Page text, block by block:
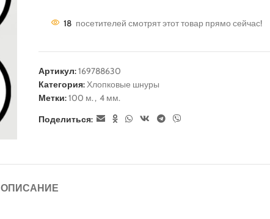
18 посетителей смотрят этот товар прямо сейчас!
Артикул:169788630
Категория:Хлопковые шнуры
Метки:100 м., 4 мм.
Поделиться:
ОПИСАНИЕ